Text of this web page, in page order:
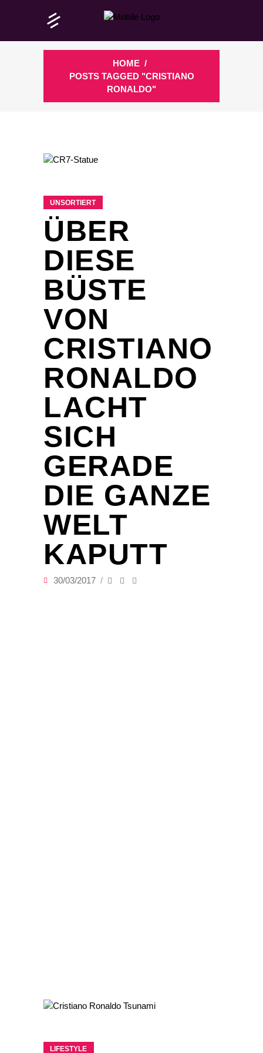
HOME /
POSTS TAGGED "CRISTIANO
RONALDO"
UNSORTIERT
ÜBER
DIESE
BÜSTE
VON
CRISTIANO
RONALDO
LACHT
SICH
GERADE
DIE GANZE
WELT
KAPUTT
30/03/2017
LIFESTYLE